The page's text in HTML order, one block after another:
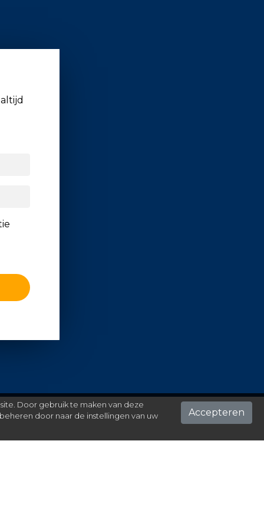
Door gebruik te maken van deze
door naar de instellingen van uw
Accepteren